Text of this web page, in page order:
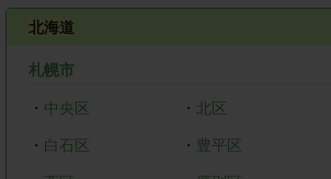
北海道
札幌市
・ 中央区 ・ 北区
・ 白石区 ・ 豊平区